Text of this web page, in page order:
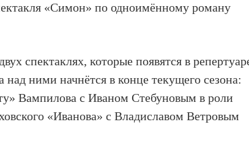
«Симон» по одноимённому роману
спектаклях, которые появятся в
над ними начнётся в конце текущего сезона:
Вампилова с Иваном Стебуновым в роли
«Иванова» с Владиславом Ветровым